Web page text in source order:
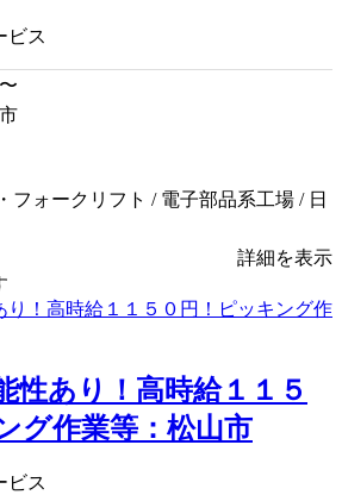
ビス
フォークリフト / 電子部品系工場 / 日
詳細を表示
性あり！高時給１１５
グ作業等：松山市
ビス